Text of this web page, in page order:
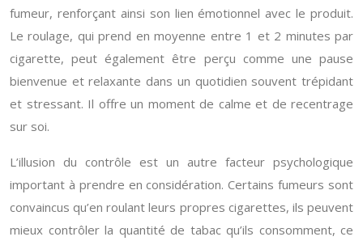
fumeur, renforçant ainsi son lien émotionnel avec le produit.
Le roulage, qui prend en moyenne entre 1 et 2 minutes par
cigarette, peut également être perçu comme une pause
bienvenue et relaxante dans un quotidien souvent trépidant
et stressant. Il offre un moment de calme et de recentrage
sur soi.
L’illusion du contrôle est un autre facteur psychologique
important à prendre en considération. Certains fumeurs sont
convaincus qu’en roulant leurs propres cigarettes, ils peuvent
mieux contrôler la quantité de tabac qu’ils consomment, ce